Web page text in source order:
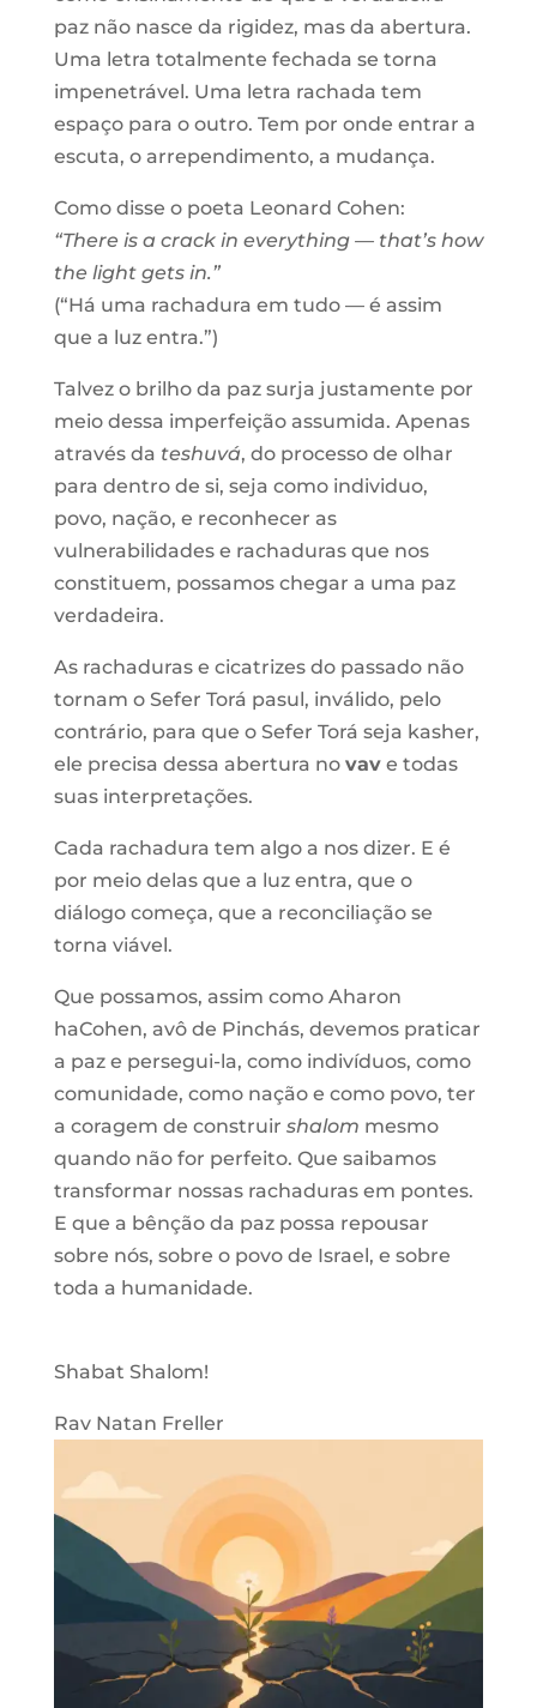
paz não nasce da rigidez, mas da abertura.
Uma letra totalmente fechada se torna
impenetrável. Uma letra rachada tem
espaço para o outro. Tem por onde entrar a
escuta, o arrependimento, a mudança.
Como disse o poeta Leonard Cohen:
“There is a crack in everything — that’s how
the light gets in.”
(“Há uma rachadura em tudo — é assim
que a luz entra.”)
Talvez o brilho da paz surja justamente por
meio dessa imperfeição assumida. Apenas
através da teshuvá, do processo de olhar
para dentro de si, seja como individuo,
povo, nação, e reconhecer as
vulnerabilidades e rachaduras que nos
constituem, possamos chegar a uma paz
verdadeira.
As rachaduras e cicatrizes do passado não
tornam o Sefer Torá pasul, inválido, pelo
contrário, para que o Sefer Torá seja kasher,
ele precisa dessa abertura no vave todas
suas interpretações.
Cada rachadura tem algo a nos dizer. E é
por meio delas que a luz entra, que o
diálogo começa, que a reconciliação se
torna viável.
Que possamos, assim como Aharon
haCohen, avô de Pinchás, devemos praticar
a paz e persegui-la, como indivíduos, como
comunidade, como nação e como povo, ter
a coragem de construir shalom mesmo
quando não for perfeito. Que saibamos
transformar nossas rachaduras em pontes.
E que a bênção da paz possa repousar
sobre nós, sobre o povo de Israel, e sobre
toda a humanidade.
Shabat Shalom!
Rav Natan Freller